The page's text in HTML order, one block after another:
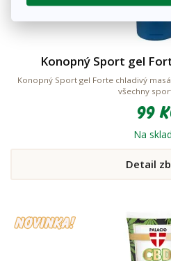
Konopný Sport gel
Konopný Sport gel Forte chladivý
všechny
99
Na
Detail